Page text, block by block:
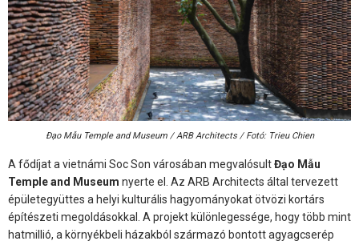
Đạo Mẫu Temple and Museum / ARB Architects / Fotó: Trieu Chien
A fődíjat a vietnámi Soc Son városában megvalósultĐạo Mẫu
Temple and Museum nyerte el. Az ARB Architects által tervezett
épületegyüttes a helyi kulturális hagyományokat ötvözi kortárs
építészeti megoldásokkal. A projekt különlegessége, hogy több mint
hatmillió, a környékbeli házakból származó bontott agyagcserép